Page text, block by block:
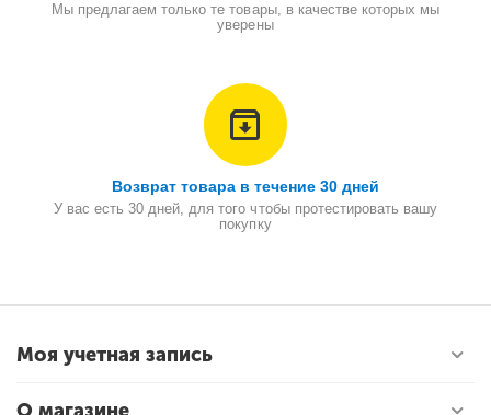
Мы предлагаем только те товары, в качестве которых мы
уверены
Возврат товара в течение 30 дней
У вас есть 30 дней, для того чтобы протестировать вашу
покупку
Моя учетная запись